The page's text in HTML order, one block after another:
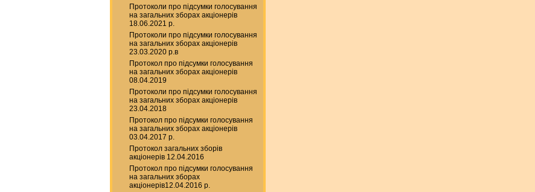
Протоколи про підсумки голосування
на загальних зборах акціонерів
18.06.2021 р.
Протоколи про підсумки голосування
на загальних зборах акціонерів
23.03.2020 р.в
Протокол про підсумки голосування
на загальних зборах акціонерів
08.04.2019
Протоколи про підсумки голосування
на загальних зборах акціонерів
23.04.2018
Протокол про підсумки голосування
на загальних зборах акціонерів
03.04.2017 р.
Протокол загальних зборів
акціонерів 12.04.2016
Протокол про підсумки голосування
на загальних зборах
акціонерів12.04.2016 р.